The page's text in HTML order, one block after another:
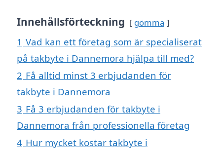
Innehållsförteckning gömma
1 Vad kan ett företag som är specialiserat
på takbyte i Dannemora hjälpa till med?
2 Få alltid minst 3 erbjudanden för
takbyte i Dannemora
3 Få 3 erbjudanden för takbyte i
Dannemora från professionella företag
4 Hur mycket kostar takbyte i